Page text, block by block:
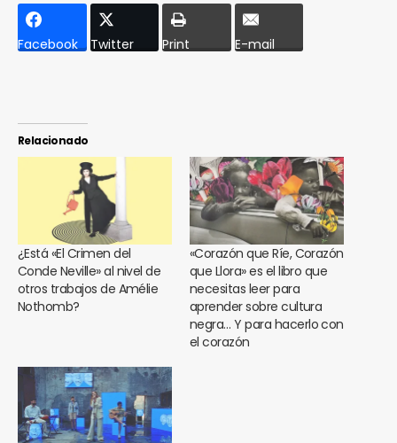
Facebook Twitter Print E-mail
Relacionado
¿Está «El Crimen del
Conde Neville» al nivel de
otros trabajos de Amélie
Nothomb?
«Corazón que Ríe, Corazón
que Llora» es el libro que
necesitas leer para
aprender sobre cultura
negra… Y para hacerlo con
el corazón